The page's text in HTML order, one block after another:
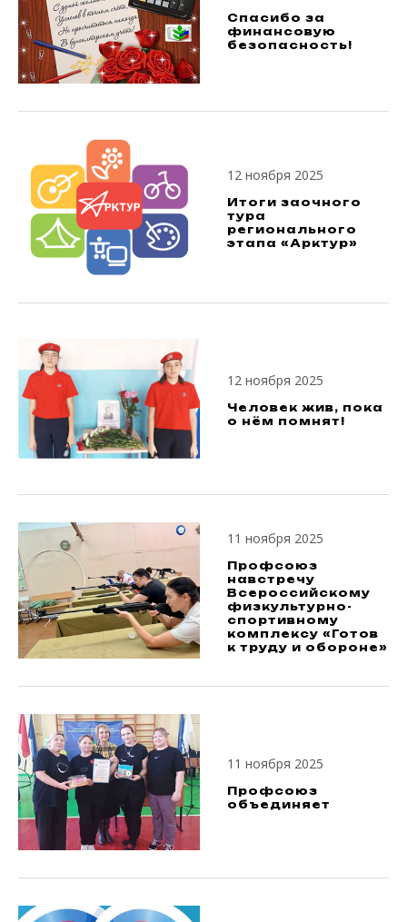
Спасибо за
финансовую
безопасность!
12 ноября 2025
Итоги заочного
тура
регионального
этапа «Арктур»
12 ноября 2025
Человек жив, пока
о нём помнят!
11 ноября 2025
Профсоюз
навстречу
Всероссийскому
физкультурно-
спортивному
комплексу «Готов
к труду и обороне»
11 ноября 2025
Профсоюз
объединяет